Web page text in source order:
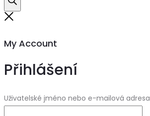
My Account
Přihlášení
Uživatelské jméno nebo e-mailová adresa